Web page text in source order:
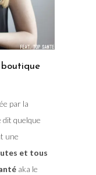
par la
dit quelque
une
et tous
aka le